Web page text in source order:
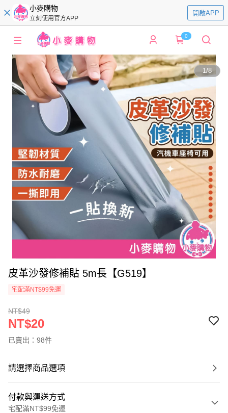
小麥購物
立刻使用官方APP
開啟APP
0
1/8
皮革沙發修補貼 5m長【G519】
宅配滿NT$99免運
NT$49
NT$20
已賣出：98件
請選擇商品選項
付款與運送方式
宅配滿NT$99免運